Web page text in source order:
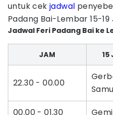
untuk cekjadwal
Padang Bai-Lembar 15-19
Jadwal Feri Padang Bai ke
JAM
22.30 - 00.00
00.00 - 01.30